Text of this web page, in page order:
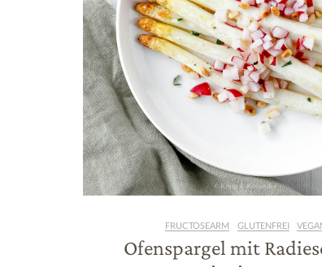
FRUCTOSEARM GLUTENFREI
Ofenspargel mit